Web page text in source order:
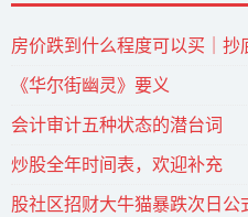
房价跌到什么程度可以买｜抄
《华尔街幽灵》要义
会计审计五种状态的潜台词
炒股全年时间表，欢迎补充
股社区招财大牛猫暴跌次日公